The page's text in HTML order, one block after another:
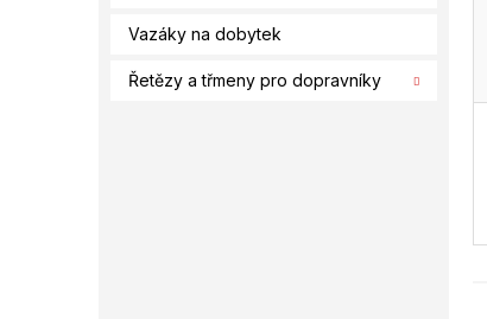
Vazáky na dobytek
Řetězy a třmeny pro dopravníky